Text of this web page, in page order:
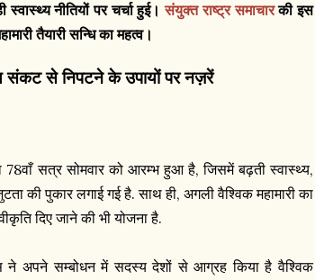
नीतियों पर चर्चा हुई।संयुक्त राष्ट्र समाचारकी इस
तैयारी सन्धि का महत्व।
संकट से निपटने के उपायों पर नज़रें
78वाँ सत्र सोमवार को आरम्भ हुआ है, जिसमें बढ़ती स्वास्थ्य,
की पुकार लगाई गई है. साथ ही, अगली वैश्विक महामारी का
दिए जाने की भी योजना है.
ने अपने सम्बोधन में सदस्य देशों से आग्रह किया है वैश्विक